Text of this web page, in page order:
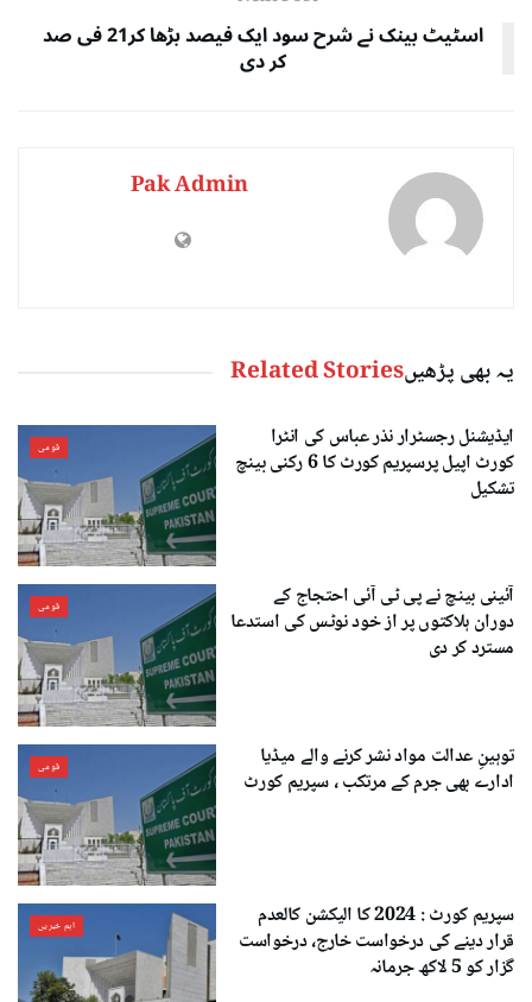
اسٹیٹ بینک نے شرح سود ایک فیصد بڑھا کر21 فی صد
کر دی
Pak Admin
یہ بھی پڑھیںRelated Stories
قومی
ایڈیشنل رجسٹرار نذر عباس کی انٹرا
کورٹ اپیل پرسپریم کورٹ کا 6 رکنی بینچ
تشکیل
قومی
آئینی بینچ نے پی ٹی آئی احتجاج کے
دوران ہلاکتوں پر از خود نوٹس کی استدعا
مسترد کر دی
قومی
توہینِ عدالت مواد نشر کرنے والے میڈیا
ادارے بھی جرم کے مرتکب ، سپریم کورٹ
اہم خبریں
سپریم کورٹ : 2024 کا الیکشن کالعدم
قرار دینے کی درخواست خارج، درخواست
گزار کو 5 لاکھ جرمانہ